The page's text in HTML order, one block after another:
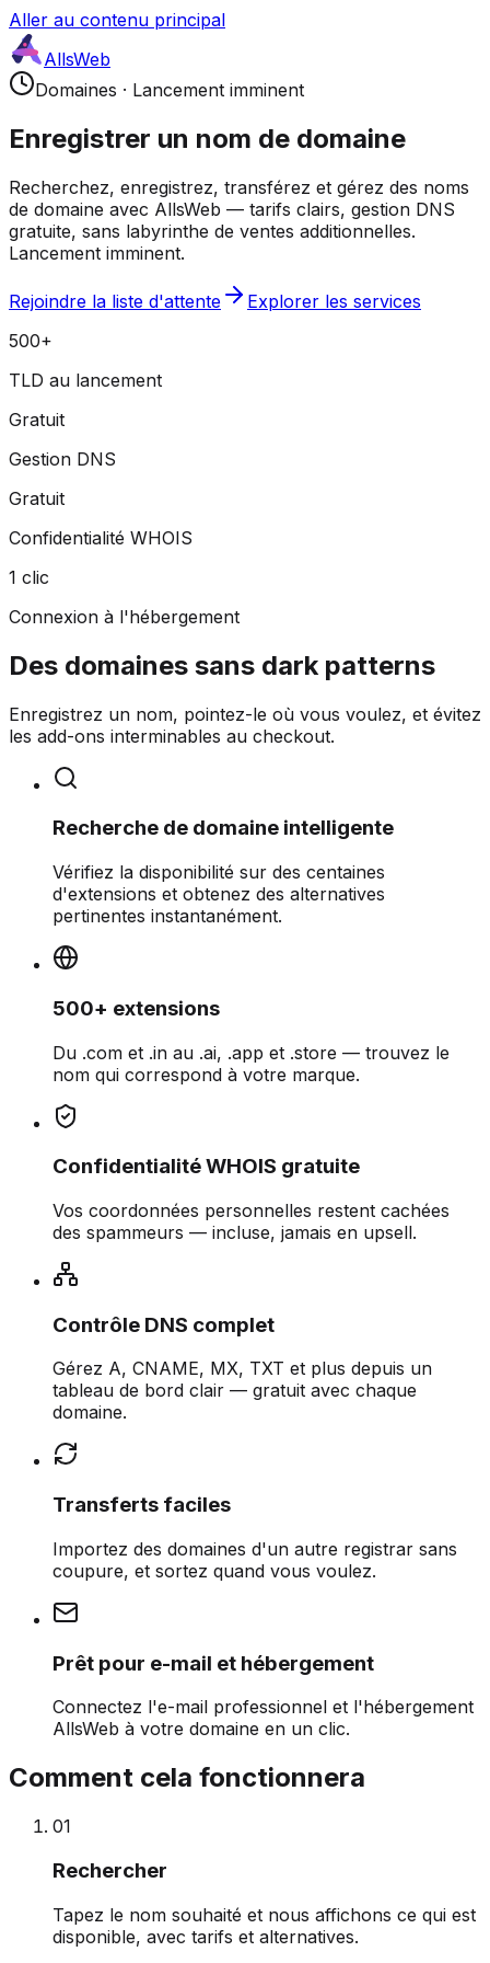
Aller au contenu principal
AllsWeb
Domaines · Lancement imminent
Enregistrer un nom de domaine
Recherchez, enregistrez, transférez et gérez des noms
de domaine avec AllsWeb — tarifs clairs, gestion DNS
gratuite, sans labyrinthe de ventes additionnelles.
Lancement imminent.
Rejoindre la liste d'attente
Explorer les services
500+
TLD au lancement
Gratuit
Gestion DNS
Gratuit
Confidentialité WHOIS
1 clic
Connexion à l'hébergement
Des domaines sans dark patterns
Enregistrez un nom, pointez-le où vous voulez, et évitez
les add-ons interminables au checkout.
Recherche de domaine intelligente
Vérifiez la disponibilité sur des centaines
d'extensions et obtenez des alternatives
pertinentes instantanément.
500+ extensions
Du .com et .in au .ai, .app et .store — trouvez le
nom qui correspond à votre marque.
Confidentialité WHOIS gratuite
Vos coordonnées personnelles restent cachées
des spammeurs — incluse, jamais en upsell.
Contrôle DNS complet
Gérez A, CNAME, MX, TXT et plus depuis un
tableau de bord clair — gratuit avec chaque
domaine.
Transferts faciles
Importez des domaines d'un autre registrar sans
coupure, et sortez quand vous voulez.
Prêt pour e-mail et hébergement
Connectez l'e-mail professionnel et l'hébergement
AllsWeb à votre domaine en un clic.
Comment cela fonctionnera
01
Rechercher
Tapez le nom souhaité et nous affichons ce qui est
disponible, avec tarifs et alternatives.